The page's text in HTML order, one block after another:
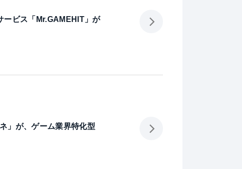
ービス「Mr.GAMEHIT」が
」が、ゲーム業界特化型